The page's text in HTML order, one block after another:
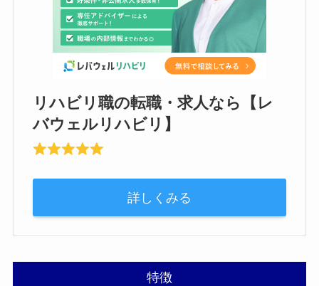
リハビリ職の転職・求人なら【レ
バウェルリハビリ】
詳しくみる
特徴